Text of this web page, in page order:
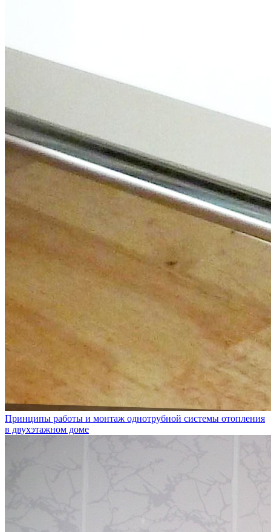
Принципы работы и монтаж однотрубной системы отопления
в двухэтажном доме